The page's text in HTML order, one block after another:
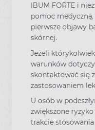
IBUM FORTE i
pomoc
pierwsze objawy
skórnej.
Jeżeli
warunków
skontaktować się
zastosowaniem
U osób w
zwiększone
trakcie